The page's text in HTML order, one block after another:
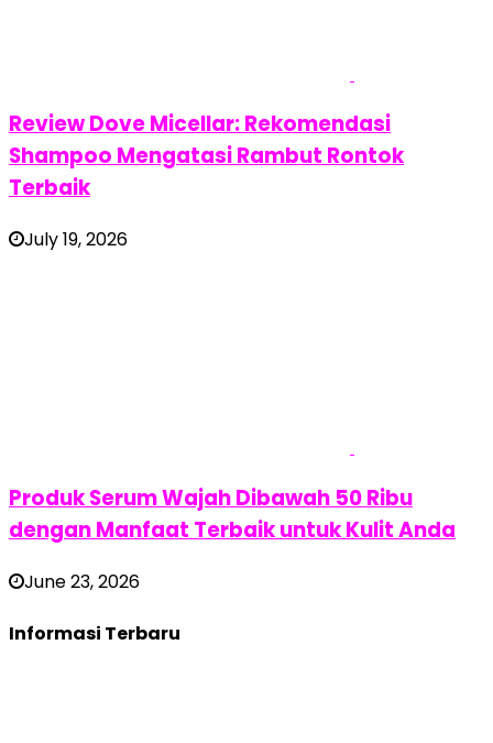
Review Dove Micellar: Rekomendasi
Shampoo Mengatasi Rambut Rontok
Terbaik
July 19, 2026
Produk Serum Wajah Dibawah 50 Ribu
dengan Manfaat Terbaik untuk Kulit Anda
June 23, 2026
Informasi Terbaru